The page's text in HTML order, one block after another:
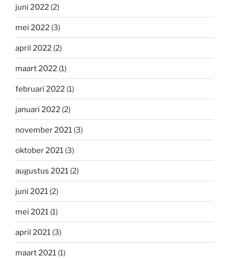
juni 2022 (2)
mei 2022 (3)
april 2022 (2)
maart 2022 (1)
februari 2022 (1)
januari 2022 (2)
november 2021 (3)
oktober 2021 (3)
augustus 2021 (2)
juni 2021 (2)
mei 2021 (1)
april 2021 (3)
maart 2021 (1)